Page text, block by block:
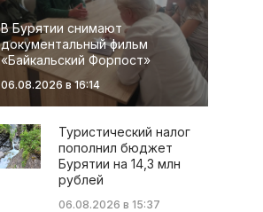
В Бурятии снимают
документальный фильм
«Байкальский Форпост»
06.08.2026 в 16:14
Туристический налог
пополнил бюджет
Бурятии на 14,3 млн
рублей
06.08.2026 в 15:37